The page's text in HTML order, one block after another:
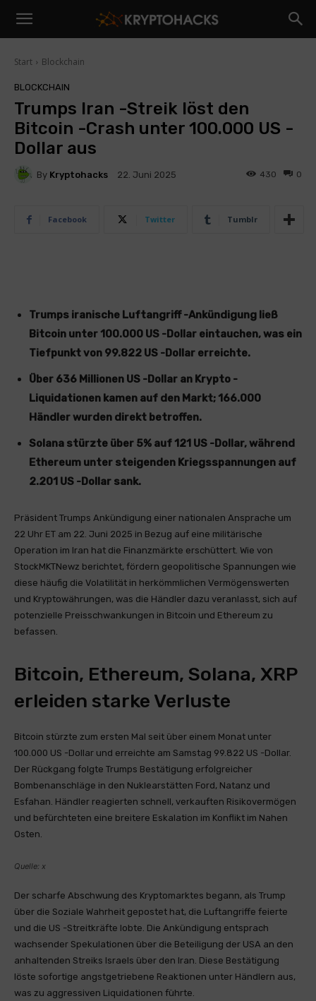
Start Blockchain
BLOCKCHAIN
Trumps Iran -Streik löst den
Bitcoin -Crash unter 100.000 US -
Dollar aus
By Kryptohacks 22. Juni 2025 0
430
Facebook Twitter Tumblr
Trumps iranische Luftangriff -Ankündigung ließ
Bitcoin unter 100.000 US -Dollar eintauchen, was ein
Tiefpunkt von 99.822 US -Dollar erreichte.
Über 636 Millionen US -Dollar an Krypto -
Liquidationen kamen auf den Markt; 166.000
Händler wurden direkt betroffen.
Solana stürzte über 5% auf 121 US -Dollar, während
Ethereum unter steigenden Kriegsspannungen auf
2.201 US -Dollar sank.
Präsident Trumps Ankündigung einer nationalen Ansprache um
22 Uhr ET am 22. Juni 2025 in Bezug auf eine militärische
Operation im Iran hat die Finanzmärkte erschüttert. Wie von
StockMKTNewz berichtet, fördern geopolitische Spannungen wie
diese häufig die Volatilität in herkömmlichen Vermögenswerten
und Kryptowährungen, was die Händler dazu veranlasst, sich auf
potenzielle Preisschwankungen in Bitcoin und Ethereum zu
befassen.
Bitcoin, Ethereum, Solana, XRP
erleiden starke Verluste
Bitcoin stürzte zum ersten Mal seit über einem Monat unter
100.000 US -Dollar und erreichte am Samstag 99.822 US -Dollar.
Der Rückgang folgte Trumps Bestätigung erfolgreicher
Bombenanschläge in den Nuklearstätten Ford, Natanz und
Esfahan. Händler reagierten schnell, verkauften Risikovermögen
und befürchteten eine breitere Eskalation im Konflikt im Nahen
Osten.
Quelle: x
Der scharfe Abschwung des Kryptomarktes begann, als Trump
über die Soziale Wahrheit gepostet hat, die Luftangriffe feierte
und die US -Streitkräfte lobte. Die Ankündigung entsprach
wachsender Spekulationen über die Beteiligung der USA an den
anhaltenden Streiks Israels über den Iran. Diese Bestätigung
löste sofortige angstgetriebene Reaktionen unter Händlern aus,
was zu aggressiven Liquidationen führte.